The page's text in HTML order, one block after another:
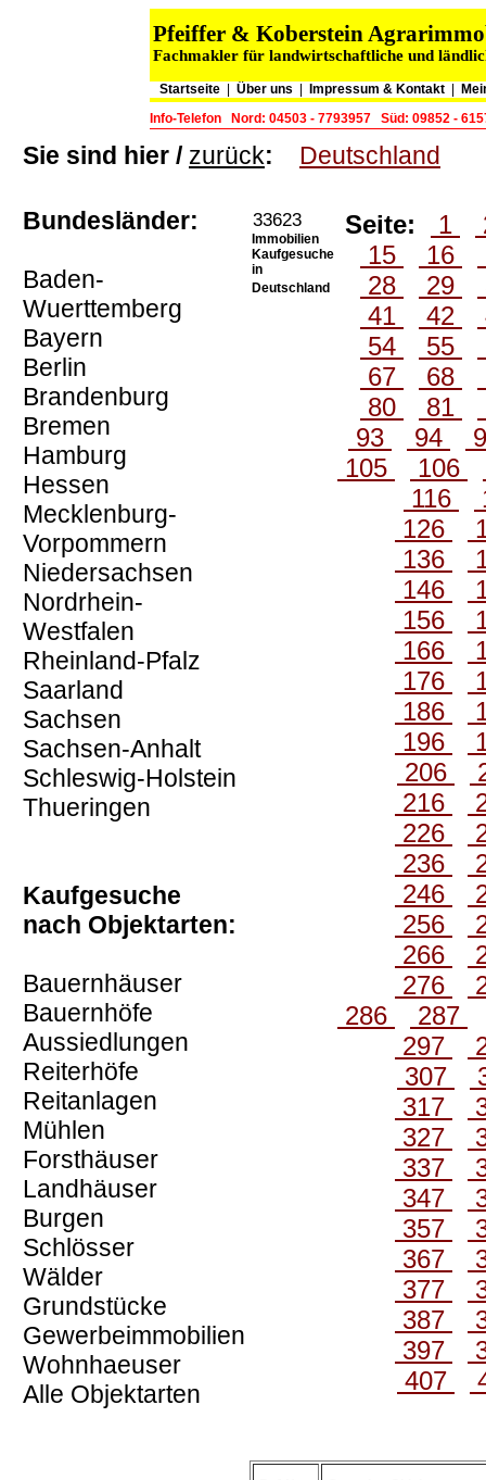
Pfeiffer & Koberstein
Fachmakler für landwirtschaftliche und
Startseite Über uns Impressum & Kontakt
Info-Telefon
Nord: 04503 - 7793957 Süd: 09852 -
Sie sind hier / zurück: Deutschland
Bundesländer:
Baden-
Wuerttemberg
Bayern
Berlin
Brandenburg
Bremen
Hamburg
Hessen
Mecklenburg-
Vorpommern
Niedersachsen
Nordrhein-
Westfalen
Rheinland-Pfalz
Saarland
Sachsen
Sachsen-Anhalt
Schleswig-Holstein
Thueringen
Kaufgesuche
nach Objektarten:
Bauernhäuser
Bauernhöfe
Aussiedlungen
Reiterhöfe
Reitanlagen
Mühlen
Forsthäuser
Landhäuser
Burgen
Schlösser
Wälder
Grundstücke
Gewerbeimmobilien
Wohnhaeuser
Alle Objektarten
33623
Immobilien
Kaufgesuche
in
Deutschland
Seite: 1
15
16
28
29
41
42
54
55
67
68
80
81
93
94
105
106
116
126
136
146
156
166
176
186
196
206
216
226
236
246
256
266
276
286
287
297
307
317
327
337
347
357
367
377
387
397
407